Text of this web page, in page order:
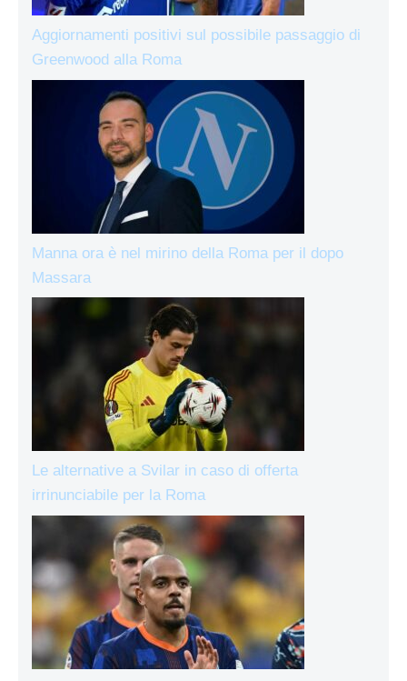
Aggiornamenti positivi sul possibile passaggio di
Greenwood alla Roma
Manna ora è nel mirino della Roma per il dopo
Massara
Le alternative a Svilar in caso di offerta
irrinunciabile per la Roma